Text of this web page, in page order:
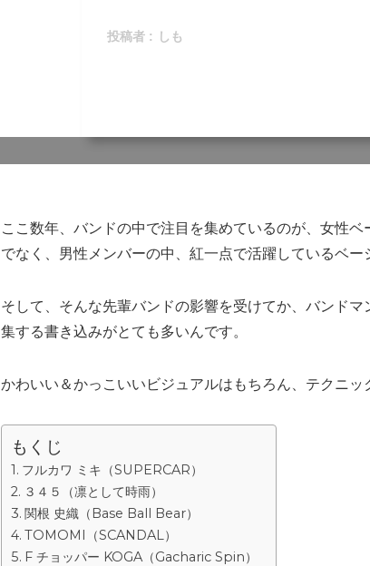
投稿者 : しも
ここ数年、バンドの中で注目を集めているのが、女性
でなく、男性メンバーの中、紅一点で活躍しているベー
そして、そんな先輩バンドの影響を受けてか、バンド
集する書き込みがとても多いんです。
かわいい＆かっこいいビジュアルはもちろん、テクニ
もくじ
フルカワ ミキ（SUPERCAR）
３４５（凛として時雨）
関根 史織（Base Ball Bear）
TOMOMI（SCANDAL）
F チョッパー KOGA（Gacharic Spin）